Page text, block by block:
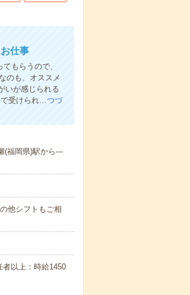
仕事
もらうので、
のも、オススメ
いが感じられる
で受けられ…つづ
(福岡県)駅から---
他シフトもご相
以上：時給1450